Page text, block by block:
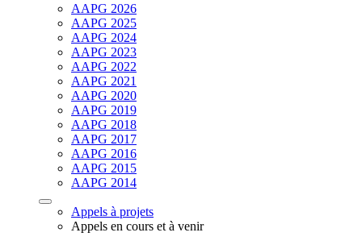
AAPG 2026
AAPG 2025
AAPG 2024
AAPG 2023
AAPG 2022
AAPG 2021
AAPG 2020
AAPG 2019
AAPG 2018
AAPG 2017
AAPG 2016
AAPG 2015
AAPG 2014
Appels à projets
Appels en cours et à venir